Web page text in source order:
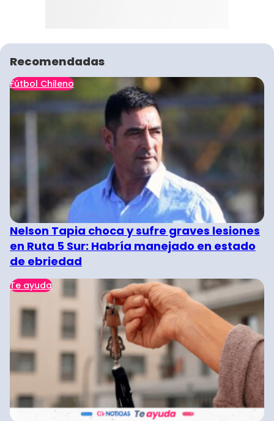
Recomendadas
Fútbol Chileno
Nelson Tapia choca y sufre graves lesiones
en Ruta 5 Sur: Habría manejado en estado
de ebriedad
Te ayuda